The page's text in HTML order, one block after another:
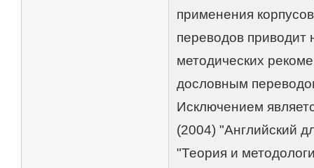
применения
переводов приводит
методических
дословным
Исключением
(2004) "Английский
"Теория и